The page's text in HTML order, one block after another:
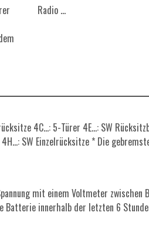
Radio ...
4C...: 5-Türer 4E...: SW
SW Einzelrücksitze * Die
mit einem Voltmeter zwischen
innerhalb der letzten 6